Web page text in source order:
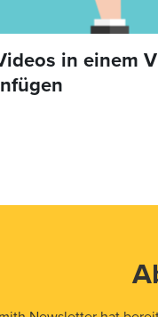
in einem